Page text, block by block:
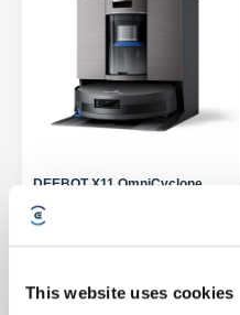
This website uses cookies
DEEBOT X11 OmniCyclone
De eerste robotstofzuiger met
PowerBooster-technologie.